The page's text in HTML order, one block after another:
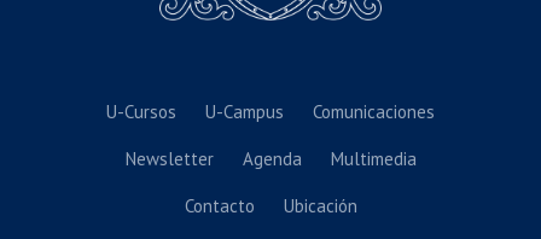
U-Cursos U-Campus Comunicaciones
Newsletter Agenda Multimedia
Contacto Ubicación